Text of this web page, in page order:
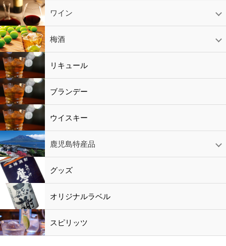
日本酒
スパークリング
ギフト ワイン
赤ワイン
白ワイン
ロゼワイン
スパークリング
シャンパン 梅酒
梅酒
シャンパン
リキュール リキュール
ブランデー
ウイスキー
鹿児島特産品
黒酢・酢
水
鹿児島特産品
おつまみ グッズ
オリジナルラベル
スピリッツ